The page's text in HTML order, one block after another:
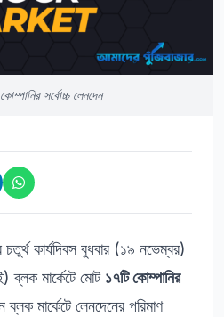
সর্বোচ্চ লেনদেন
চতুর্থ কার্যদিবস বুধবার (১৯ নভেম্বর)
ব্লক মার্কেটে মোট ১৭টি কোম্পানির
মার্কেটে লেনদেনের পরিমাণ